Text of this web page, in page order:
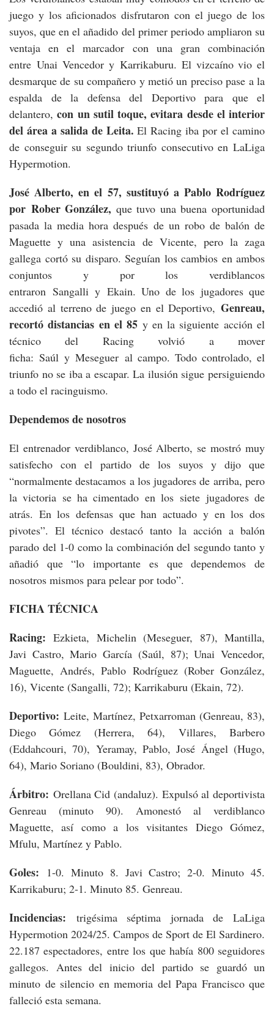
juego y los aficionados disfrutaron con el juego de los
suyos, que en el añadido del primer periodo ampliaron su
ventaja en el marcador con una gran combinación
entre Unai Vencedor y Karrikaburu. El vizcaíno vio el
desmarque de su compañero y metió un preciso pase a la
espalda de la defensa del Deportivo para que el
delantero,con un sutil toque, evitara desde el interior
del área a salida de Leita. El Racing iba por el camino
de conseguir su segundo triunfo consecutivo en LaLiga
Hypermotion.
José Alberto, en el 57, sustituyó a Pablo Rodríguez
por Rober González, que tuvo una buena oportunidad
pasada la media hora después de un robo de balón de
Maguette y una asistencia de Vicente, pero la zaga
gallega cortó su disparo. Seguían los cambios en ambos
conjuntos y por los verdiblancos
entraron Sangalli y Ekain. Uno de los jugadores que
accedió al terreno de juego en el Deportivo, Genreau,
recortó distancias en el 85 y en la siguiente acción el
técnico del Racing volvió a mover
ficha: Saúl y Meseguer al campo. Todo controlado, el
triunfo no se iba a escapar. La ilusión sigue persiguiendo
a todo el racinguismo.
Dependemos de nosotros
El entrenador verdiblanco, José Alberto, se mostró muy
satisfecho con el partido de los suyos y dijo que
“normalmente destacamos a los jugadores de arriba, pero
la victoria se ha cimentado en los siete jugadores de
atrás. En los defensas que han actuado y en los dos
pivotes”. El técnico destacó tanto la acción a balón
parado del 1-0 como la combinación del segundo tanto y
añadió que “lo importante es que dependemos de
nosotros mismos para pelear por todo”.
FICHA TÉCNICA
Racing: Ezkieta, Michelin (Meseguer, 87), Mantilla,
Javi Castro, Mario García (Saúl, 87); Unai Vencedor,
Maguette, Andrés, Pablo Rodríguez (Rober González,
16), Vicente (Sangalli, 72); Karrikaburu (Ekain, 72).
Deportivo: Leite, Martínez, Petxarroman (Genreau, 83),
Diego Gómez (Herrera, 64), Villares, Barbero
(Eddahcouri, 70), Yeramay, Pablo, José Ángel (Hugo,
64), Mario Soriano (Bouldini, 83), Obrador.
Árbitro: Orellana Cid (andaluz). Expulsó al deportivista
Genreau (minuto 90). Amonestó al verdiblanco
Maguette, así como a los visitantes Diego Gómez,
Mfulu, Martínez y Pablo.
Goles: 1-0. Minuto 8. Javi Castro; 2-0. Minuto 45.
Karrikaburu; 2-1. Minuto 85. Genreau.
Incidencias: trigésima séptima jornada de LaLiga
Hypermotion 2024/25. Campos de Sport de El Sardinero.
22.187 espectadores, entre los que había 800 seguidores
gallegos. Antes del inicio del partido se guardó un
minuto de silencio en memoria del Papa Francisco que
falleció esta semana.